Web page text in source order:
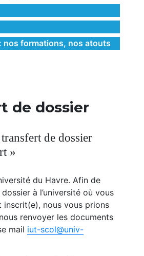
nos formations, nos atouts
de dossier
de dossier
»
du Havre. Afin de
à l’université où vous
inscrit(e), nous vous prions
renvoyer les documents
mail iut-scol@univ-